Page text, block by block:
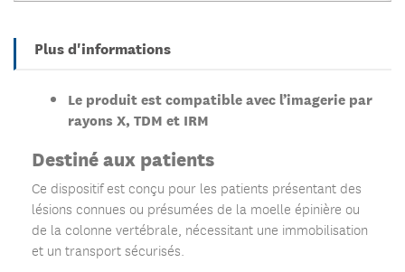
Plus d'informations
Le produit est compatible avec l’imagerie par
rayons X, TDM et IRM
Destiné aux patients
Ce dispositif est conçu pour les patients présentant des
lésions connues ou présumées de la moelle épinière ou
de la colonne vertébrale, nécessitant une immobilisation
et un transport sécurisés.